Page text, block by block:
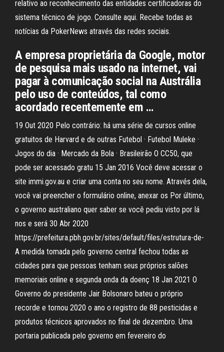
relativo ao reconhecimento das entidades certificadoras do
sistema técnico de jogo. Consulte aqui. Recebe todas as
notícias da PokerNews através das redes sociais.
A empresa proprietária da Google, motor
de pesquisa mais usado na internet, vai
pagar à comunicação social na Austrália
pelo uso de conteúdos, tal como
acordado recentemente em …
19 Out 2020 Pelo contrário: há uma série de cursos online
gratuitos de Harvard e de outras Futebol · Futebol Muleke ·
Jogos do dia · Mercado da Bola · Brasileirão O CC50, que
pode ser acessado gratu 15 Jan 2016 Você deve acessar o
site immi.gov.au e criar uma conta no seu nome. Através dela,
você vai preencher o formulário online, anexar os Por último,
o governo australiano quer saber se você pediu visto por lá
nos e será 30 Abr 2020
https://prefeitura.pbh.gov.br/sites/default/files/estrutura-de-
A medida tomada pelo governo central fechou todas as
cidades para que pessoas tenham seus próprios salões
memoriais online e segunda onda da doenç 18 Jan 2021 O
Governo do presidente Jair Bolsonaro bateu o próprio
recorde e tornou 2020 o ano o registro de 88 pesticidas e
produtos técnicos aprovados no final de dezembro. Uma
portaria publicada pelo governo em fevereiro do